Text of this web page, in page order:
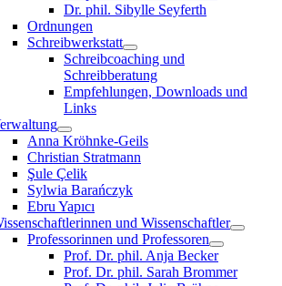
Dr. phil. Sibylle Seyferth
Ordnungen
Schreibwerkstatt
Schreibcoaching und
Schreibberatung
Empfehlungen, Downloads und
Links
Anna Kröhnke-Geils
Christian Stratmann
Şule Çelik
Sylwia Barańczyk
Ebru Yapıcı
und Wissenschaftler
Professorinnen und Professoren
Prof. Dr. phil. Anja Becker
Prof. Dr. phil. Sarah Brommer